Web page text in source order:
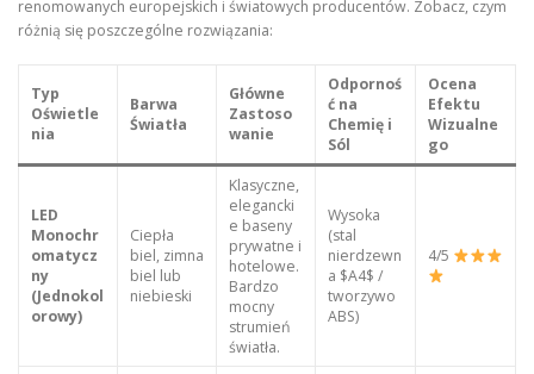
renomowanych europejskich i światowych producentów. Zobacz, czym
różnią się poszczególne rozwiązania:
Typ
Oświetle
nia
Barwa
Światła
Główne
Zastoso
wanie
Odpornoś
ć na
Chemię i
Sól
Ocena
Efektu
Wizualne
go
LED
Monochr
omatycz
ny
(Jednokol
orowy)
Ciepła
biel, zimna
biel lub
niebieski
Klasyczne,
elegancki
e baseny
prywatne i
hotelowe.
Bardzo
mocny
strumień
światła.
Wysoka
(stal
nierdzewn
a $A4$ /
tworzywo
ABS)
4/5